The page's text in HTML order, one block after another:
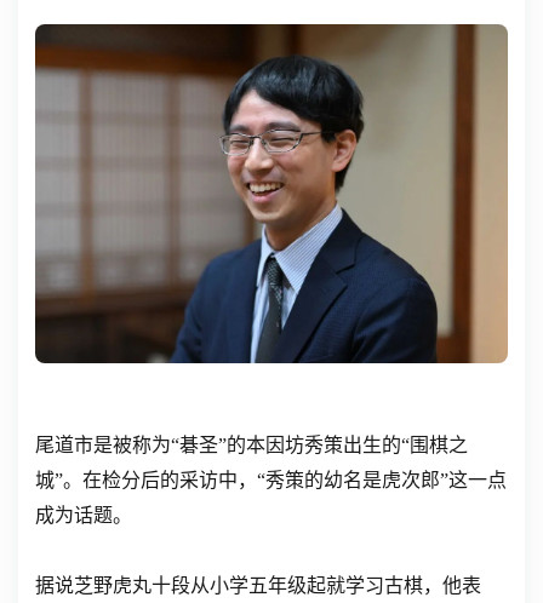
尾道市是被称为“碁圣”的本因坊秀策出生的“围棋之
城”。在检分后的采访中，“秀策的幼名是虎次郎”这一点
成为话题。
据说芝野虎丸十段从小学五年级起就学习古棋，他表